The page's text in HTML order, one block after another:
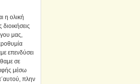
η ολική
μας,
επενδύσει
σε
μέσω
πλην